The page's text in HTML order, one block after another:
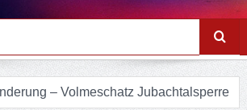
– Volmeschatz Jubachtalsperre